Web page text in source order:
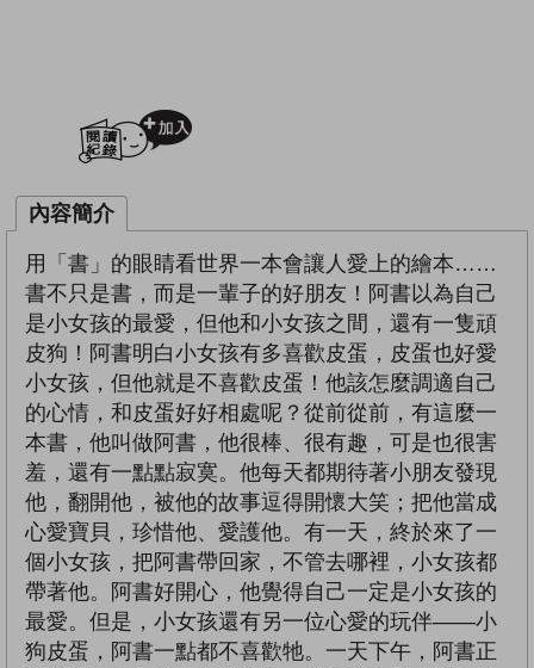
內容簡介
用「書」的眼睛看世界一本會讓人愛上的繪本……
書不只是書，而是一輩子的好朋友！阿書以為自己
是小女孩的最愛，但他和小女孩之間，還有一隻頑
皮狗！阿書明白小女孩有多喜歡皮蛋，皮蛋也好愛
小女孩，但他就是不喜歡皮蛋！他該怎麼調適自己
的心情，和皮蛋好好相處呢？從前從前，有這麼一
本書，他叫做阿書，他很棒、很有趣，可是也很害
羞，還有一點點寂寞。他每天都期待著小朋友發現
他，翻開他，被他的故事逗得開懷大笑；把他當成
心愛寶貝，珍惜他、愛護他。有一天，終於來了一
個小女孩，把阿書帶回家，不管去哪裡，小女孩都
帶著他。阿書好開心，他覺得自己一定是小女孩的
最愛。但是，小女孩還有另一位心愛的玩伴——小
狗皮蛋，阿書一點都不喜歡牠。一天下午，阿書正